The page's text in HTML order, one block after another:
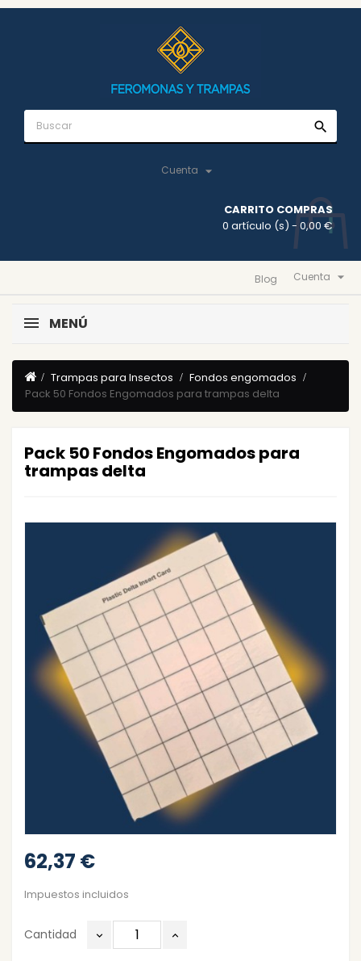
search
Cuenta 
CARRITO COMPRAS
0 artículo (s) - 0,00 €
Cuenta 
Blog
MENÚ
Trampas para Insectos
Fondos engomados
Pack 50 Fondos Engomados para trampas delta
Pack 50 Fondos Engomados para
trampas delta
62,37 €
Impuestos incluidos
Cantidad